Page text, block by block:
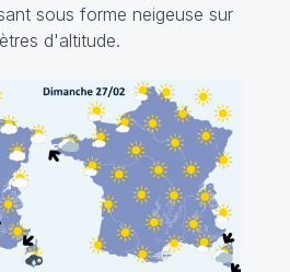
sous forme neigeuse sur
d'altitude.